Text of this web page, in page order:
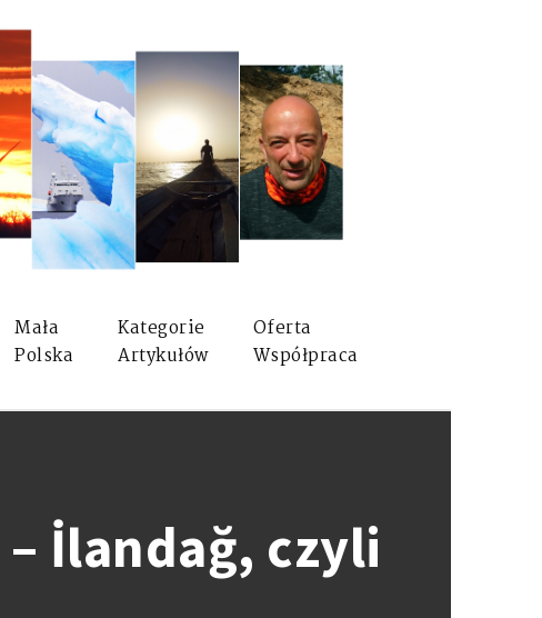
Mała
Polska
Kategorie
Artykułów
Oferta
Współpraca
İlandağ, czyli